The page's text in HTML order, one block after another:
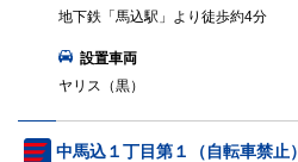
地下鉄「馬込駅」より徒歩約4分
設置車両
ヤリス（黒）
中馬込１丁目第１（自転車禁止）